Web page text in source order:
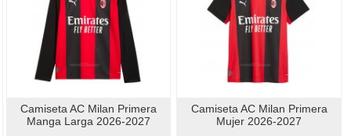
Camiseta AC Milan Primera
Manga Larga 2026-2027
Camiseta AC Milan Primera
Mujer 2026-2027